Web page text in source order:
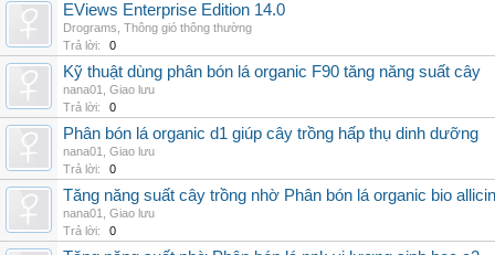
EViews Enterprise Edition 14.0
Drograms Thông gió thông thường
Trả lời:
0
Kỹ thuật dùng phân bón lá organic F90 tăng năng suất cây
nana01
Giao lưu
Trả lời:
0
Phân bón lá organic d1 giúp cây trồng hấp thụ dinh dưỡng
nana01
Giao lưu
Trả lời:
0
Tăng năng suất cây trồng nhờ Phân bón lá organic bio allicin
nana01
Giao lưu
Trả lời:
0